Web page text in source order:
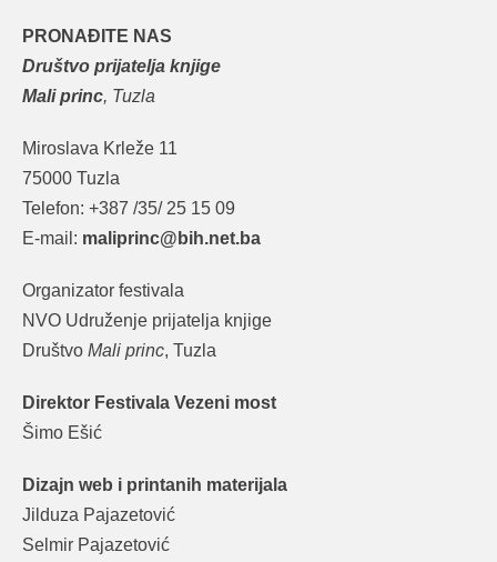
PRONAĐITE NAS
Društvo prijatelja knjige
Mali princ, Tuzla
Miroslava Krleže 11
75000 Tuzla
Telefon: +387 /35/ 25 15 09
E-mail: maliprinc@bih.net.ba
Organizator festivala
NVO Udruženje prijatelja knjige
Društvo Mali princ, Tuzla
Direktor Festivala Vezeni most
Šimo Ešić
Dizajn web i printanih materijala
Jilduza Pajazetović
Selmir Pajazetović